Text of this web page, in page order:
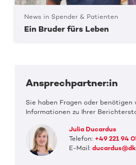
News in Spender & Patienten
Ein Bruder fürs Leben
Ansprechpartner:in
Sie haben Fragen oder benötigen
Informationen zu Ihrer
Julia Ducardus
Telefon: +49 221 94
E-Mail: